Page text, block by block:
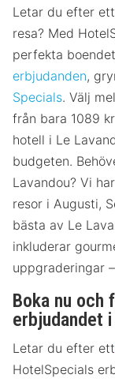
Letar du efter
resa? Med
perfekta
erbjudanden,
Specials. Välj
från bara 1089
hotell i Le
budgeten.
Lavandou? Vi
resor i Augusti,
bästa av Le
inkluderar
uppgraderingar
Boka nu och
erbjudandet
Letar du efter ett
HotelSpecials